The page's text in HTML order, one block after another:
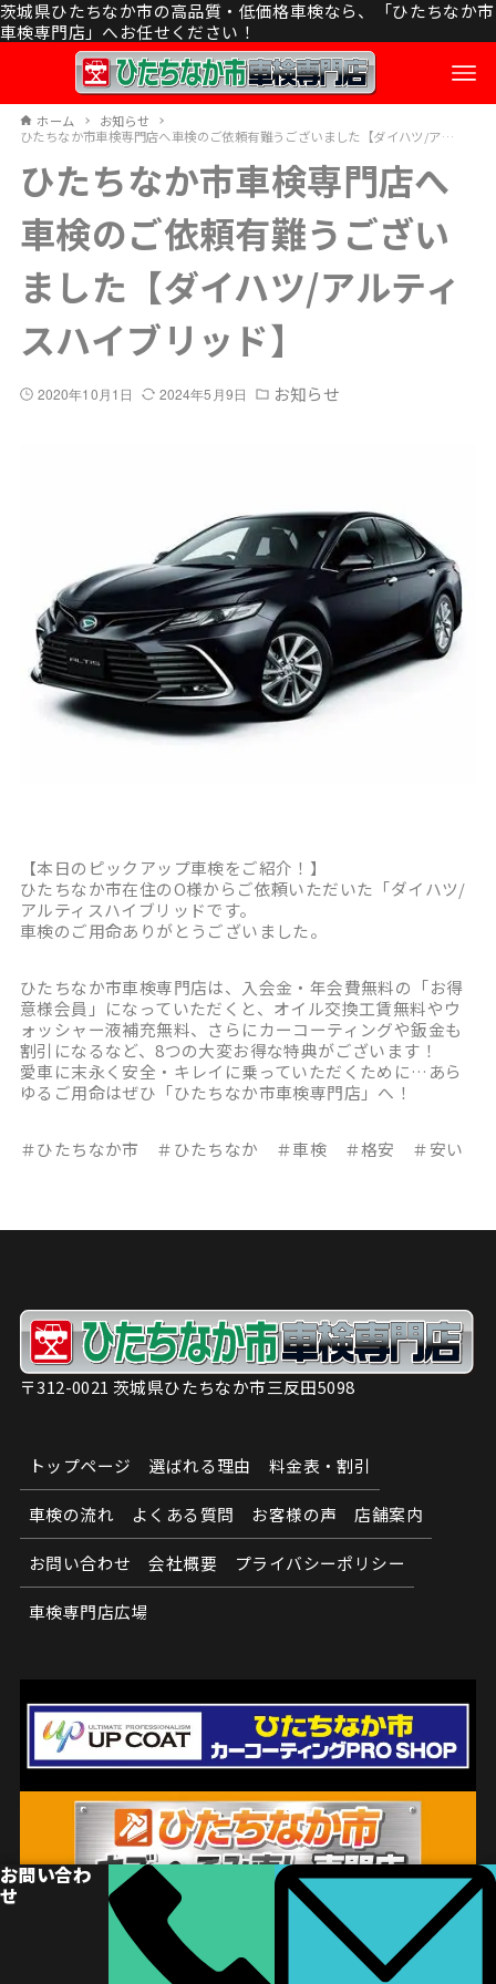
茨城県ひたちなか市の高品質・低価格車検なら、「ひたちなか市
車検専門店」へお任せください！
ホーム
お知らせ
ひたちなか市車検専門店へ車検のご依頼有難うございました【ダイハツ/アルティスハイブリッド】
ひたちなか市車検専門店へ
車検のご依頼有難うござい
ました【ダイハツ/アルティ
スハイブリッド】
2020年10月1日 2024年5月9日 お知らせ
【本日のピックアップ車検をご紹介！】
ひたちなか市在住のO様からご依頼いただいた「ダイハツ/
アルティスハイブリッドです。
車検のご用命ありがとうございました。
ひたちなか市車検専門店は、入会金・年会費無料の「お得
意様会員」になっていただくと、オイル交換工賃無料やウ
ォッシャー液補充無料、さらにカーコーティングや鈑金も
割引になるなど、8つの大変お得な特典がございます！
愛車に末永く安全・キレイに乗っていただくために…あら
ゆるご用命はぜひ「ひたちなか市車検専門店」へ！
＃ひたちなか市 ＃ひたちなか ＃車検 ＃格安 ＃安い
お問い合わ
せ
〒312-0021 茨城県ひたちなか市三反田5098
トップページ 選ばれる理由 料金表・割引
車検の流れ よくある質問 お客様の声 店舗案内
お問い合わせ 会社概要 プライバシーポリシー
車検専門店広場
© ひたちなか市車検専門店